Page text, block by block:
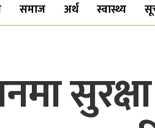
समाज अर्थ स्वास्थ्य